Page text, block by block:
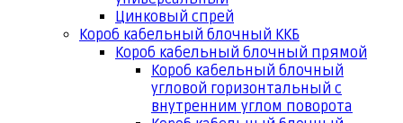
Цинковый спрей
Короб кабельный блочный ККБ
Короб кабельный блочный прямой
Короб кабельный блочный
угловой горизонтальный с
внутренним углом поворота